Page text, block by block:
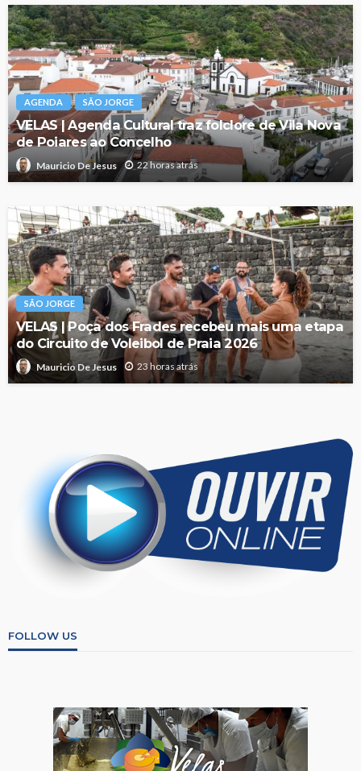
AGENDA SÃO JORGE
VELAS | Agenda Cultural traz folclore de Vila Nova
de Poiares ao Concelho
Mauricio De Jesus 22 horas atrás
SÃO JORGE
VELAS | Poça dos Frades recebeu mais uma etapa
do Circuito de Voleibol de Praia 2026
Mauricio De Jesus 23 horas atrás
FOLLOW US